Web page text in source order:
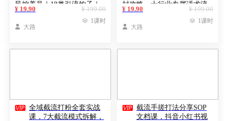
风控养号｜18类引流钩子｜
AI工具成交全套教程
¥ 199.00
¥ 19.90
 大路
 1课时
封攻略，十行业专属话术流
程精准获客变现全课
¥ 199.00
¥ 19.90
 大路
 1课时
 全域截流打粉全套实战
课，7大截流模式拆解，
 截流手搓打法分享SOP
文档课，抖音小红书视